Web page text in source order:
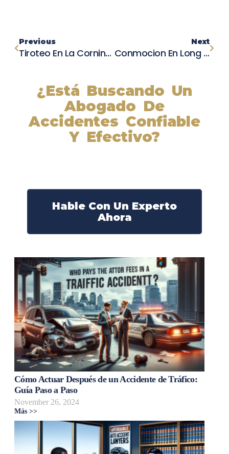
Previous
Tiroteo En La Corning Interestatal 5: Policía De California Herido En Confrontación Violenta
Next
Conmocion En Long Beach: Mujer De 60 Años Muere Tras Choque Intencional De Conductor
¿Está Buscando Un
Abogado De
Accidentes Confiable
Y Efectivo?
Hable Con Un Experto
Ahora
Cómo Actuar Después de un Accidente de Tráfico:
Guía Paso a Paso
November 26, 2024
Más >>